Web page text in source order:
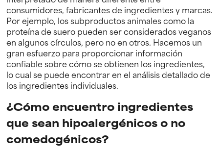
consumidores, fabricantes de ingredientes y marcas.
Por ejemplo, los subproductos animales como la
proteína de suero pueden ser considerados veganos
en algunos círculos, pero no en otros. Hacemos un
gran esfuerzo para proporcionar información
confiable sobre cómo se obtienen los ingredientes,
lo cual se puede encontrar en el análisis detallado de
los ingredientes individuales.
¿Cómo encuentro ingredientes
que sean hipoalergénicos o no
comedogénicos?